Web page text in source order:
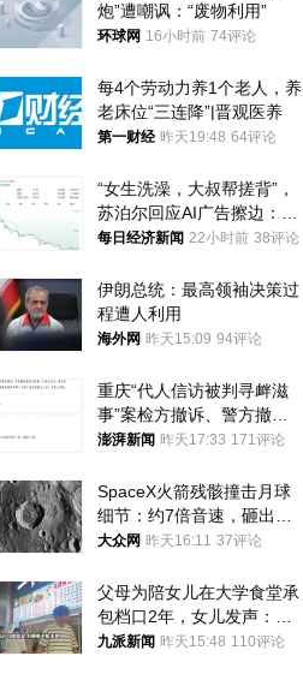
炮”遭嘲讽：“废物利用”
环球网 16小时前 74评论
每4个劳动力养1个老人，养
老床位“三连降”|晋观医养
第一财经 昨天19:48 64评论
“女生洗澡，大叔帮搓背”，
苏泊尔回应AI广告擦边：视
频全下架，已强化内容管理
每日经济新闻 22小时前 38评论
伊朗总统：最高领袖决策过
程遭人利用
海外网 昨天15:09 94评论
重庆“代人信访被判寻衅滋
事”案检方撤诉、警方撤
案，两被告人获国赔
澎湃新闻 昨天17:33 171评论
SpaceX火箭残骸撞击月球
细节：约7倍音速，砸出直
径约30米撞击坑
大众网 昨天16:11 37评论
父母为陪女儿在大学食堂承
包档口2年，女儿发声：初
衷是为了陪伴，毕业后将不
九派新闻 昨天15:48 110评论